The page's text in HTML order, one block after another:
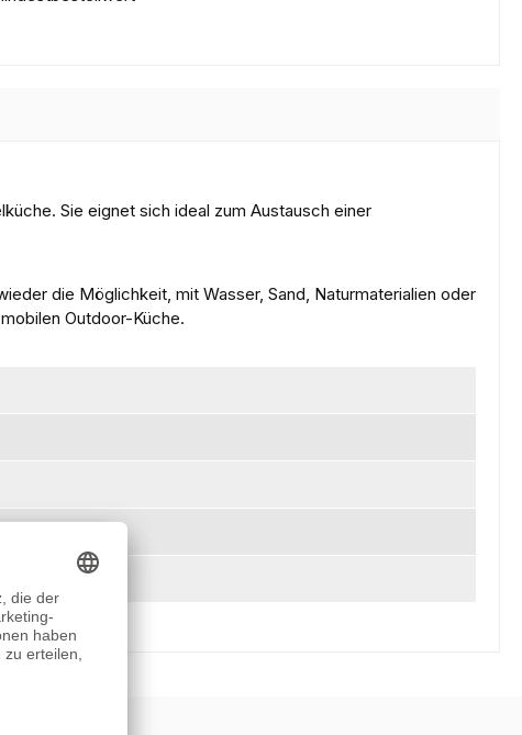
Sie eignet sich ideal zum Austausch einer
die Möglichkeit, mit Wasser, Sand, Naturmaterialien oder
Outdoor-Küche.